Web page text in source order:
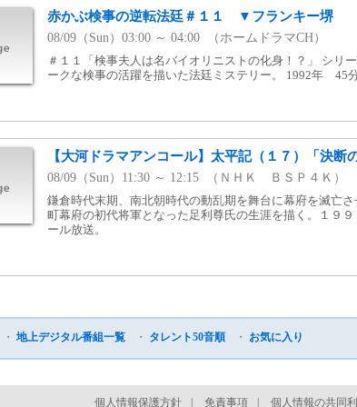
赤かぶ検事の逆転法廷＃１１ ▼フランキー堺
08/09（Sun）03:00 ～ 04:00 （ホームドラマCH）
＃１１「検事夫人は名バイオリニストの化身！？」 シリ
ークな検事の活躍を描いた法廷ミステリー。 1992年
【大河ドラマアンコール】太平記（１７）「決断
08/09（Sun）11:30 ～ 12:15 （ＮＨＫ ＢＳＰ４Ｋ）
鎌倉時代末期、南北朝時代の動乱期を舞台に幕府を滅亡
町幕府の初代将軍となった足利尊氏の生涯を描く。１９
ール放送。
・ 地上デジタル番組一覧 ・ タレント50音順 ・ お気に入り
個人情報保護方針 免責事項 個人情報の共同